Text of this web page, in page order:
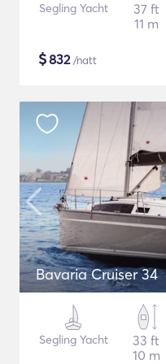
Segling Yacht
37 ft
11 m
$832/natt
Bavaria Cruiser 34
Segling Yacht
33 ft
10 m